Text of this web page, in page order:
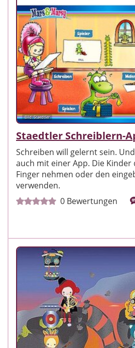
Bild: Staedtler
Staedtler Schreiblern-
Schreiben will gelernt sein.
auch mit einer App. Die
Finger nehmen oder den
verwenden.
0 Bewertungen